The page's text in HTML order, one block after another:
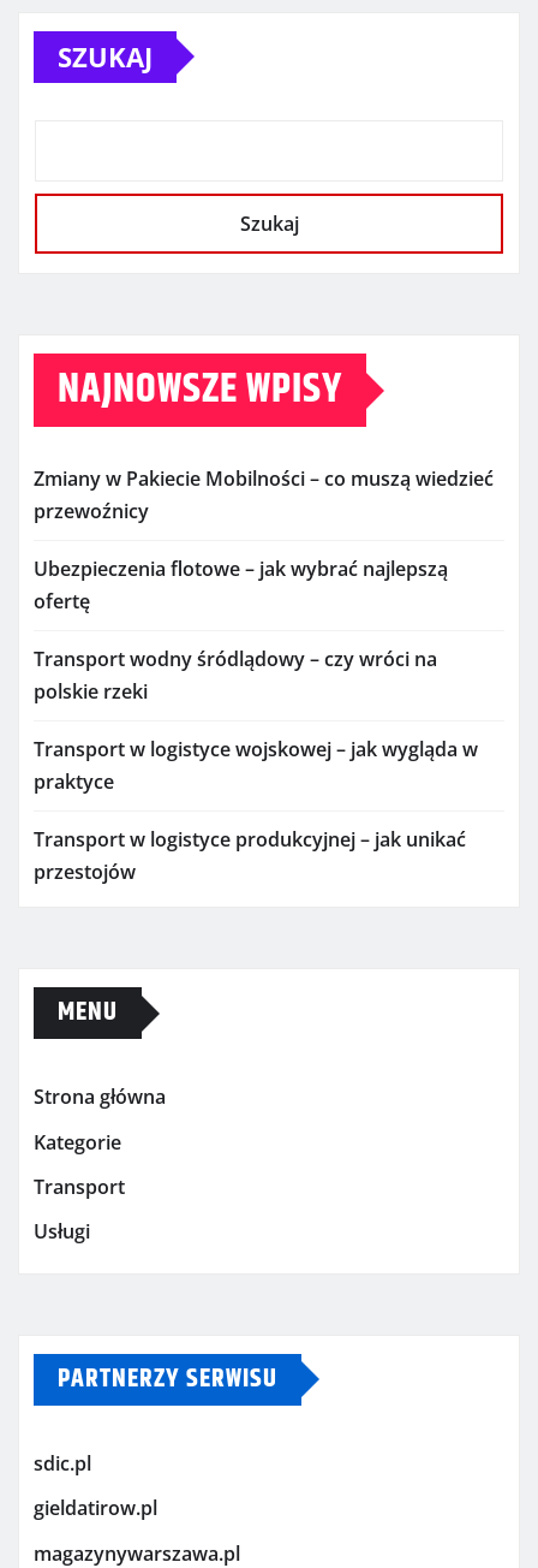
SZUKAJ
Szukaj
NAJNOWSZE WPISY
Zmiany w Pakiecie Mobilności – co muszą wiedzieć
przewoźnicy
Ubezpieczenia flotowe – jak wybrać najlepszą
ofertę
Transport wodny śródlądowy – czy wróci na
polskie rzeki
Transport w logistyce wojskowej – jak wygląda w
praktyce
Transport w logistyce produkcyjnej – jak unikać
przestojów
MENU
Strona główna
Kategorie
Transport
Usługi
PARTNERZY SERWISU
sdic.pl
gieldatirow.pl
magazynywarszawa.pl